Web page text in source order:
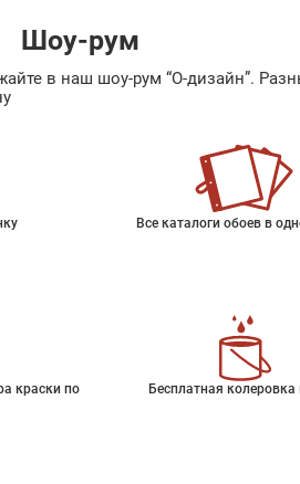
Шоу-рум
в наш шоу-рум “О-дизайн”.
Все каталоги обоев в
краски по
Бесплатная колеровка